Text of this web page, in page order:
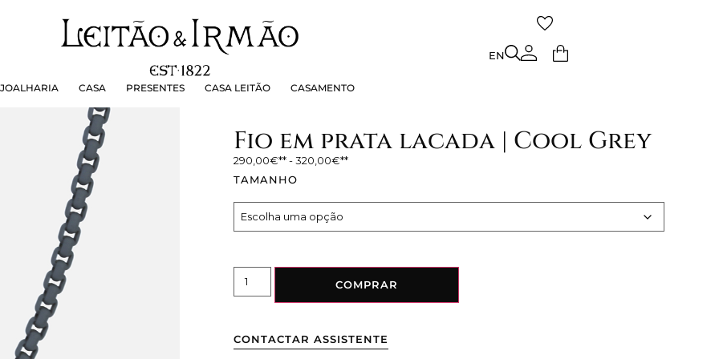
JOALHARIA CASA PRESENTES CASA LEITÃO CASAMENTO
EN
PRESENTES CASA LEITÃO
Fio em prata lacada | Cool Grey
290,00€ -320,00€
TAMANHO
COMPRAR
CONTACTAR ASSISTENTE